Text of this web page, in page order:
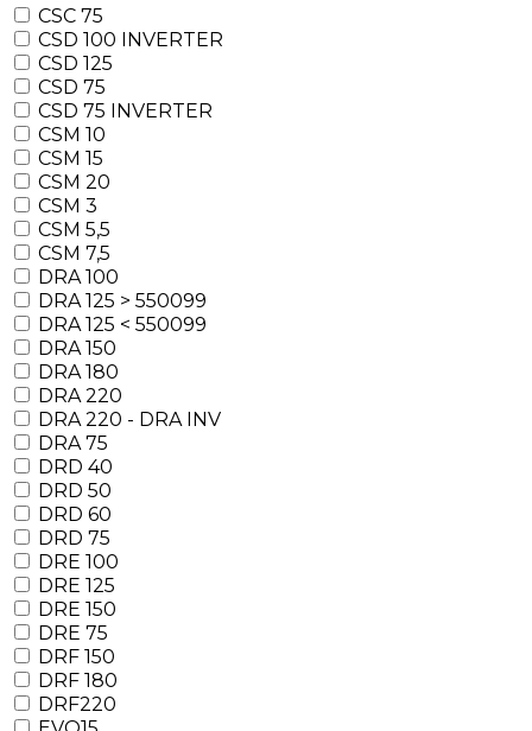
CSC 75
CSD 100 INVERTER
CSD 125
CSD 75
CSD 75 INVERTER
CSM 10
CSM 15
CSM 20
CSM 3
CSM 5,5
CSM 7,5
DRA 100
DRA 125 > 550099
DRA 125 < 550099
DRA 150
DRA 180
DRA 220
DRA 220 - DRA INV
DRA 75
DRD 40
DRD 50
DRD 60
DRD 75
DRE 100
DRE 125
DRE 150
DRE 75
DRF 150
DRF 180
DRF220